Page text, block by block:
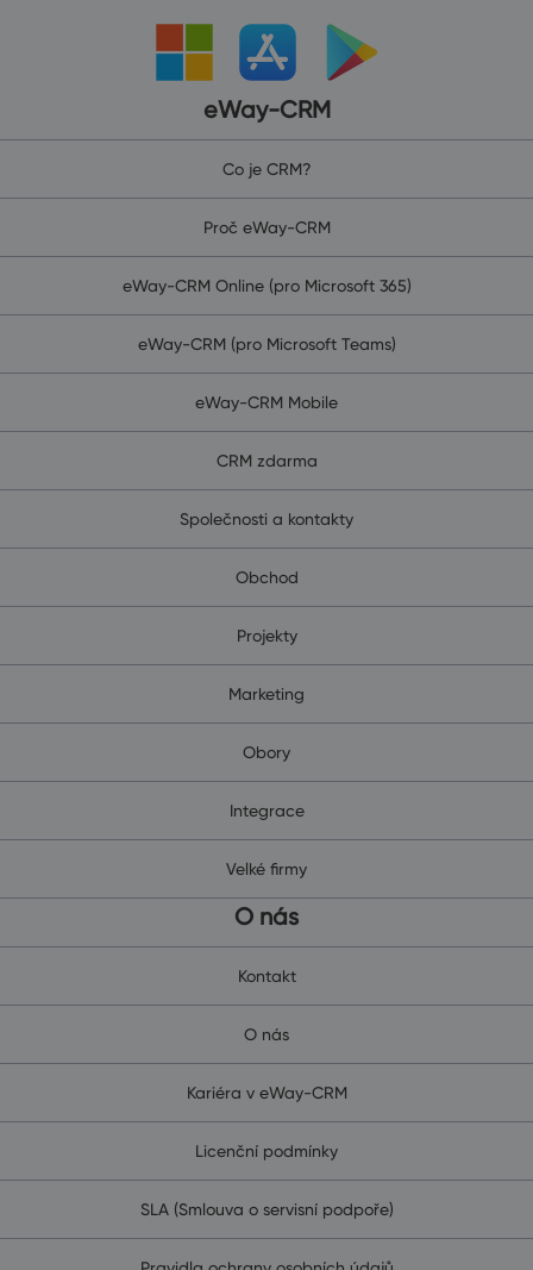
eWay-CRM
Co je CRM?
Proč eWay-CRM
eWay-CRM Online (pro Microsoft 365)
eWay-CRM (pro Microsoft Teams)
eWay-CRM Mobile
CRM zdarma
Společnosti a kontakty
Obchod
Projekty
Marketing
Obory
Integrace
Velké firmy
O nás
Kontakt
O nás
Kariéra v eWay-CRM
Licenční podmínky
SLA (Smlouva o servisní podpoře)